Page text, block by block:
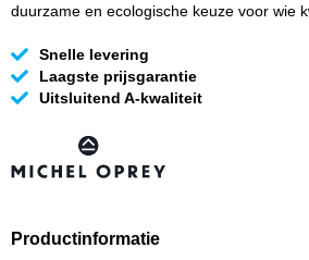
duurzame en ecologische keuze voor wie
Snelle levering
Laagste prijsgarantie
Uitsluitend A-kwaliteit
Productinformatie